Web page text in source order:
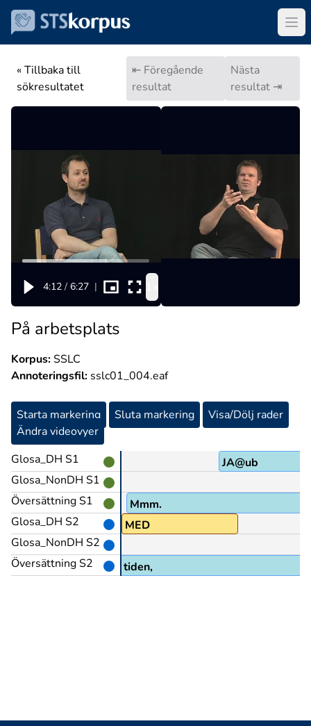
« Tillbaka till
sökresultatet
⇤ Föregående
resultat
Nästa
resultat ⇥
4:12 / 6:27 |
På arbetsplats
Korpus:SSLC
Annoteringsfil: sslc01_004.eaf
Starta markering Sluta markering
Visa/Dölj rader
Ändra videovyer
Glosa_DH S1
Glosa_NonDH S1
Översättning S1
Glosa_DH S2
Glosa_NonDH S2
Översättning S2
JA@ub
Mmm.
MED
i princip fullt upp hela tiden,